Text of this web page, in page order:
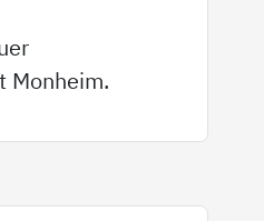
Monheim.